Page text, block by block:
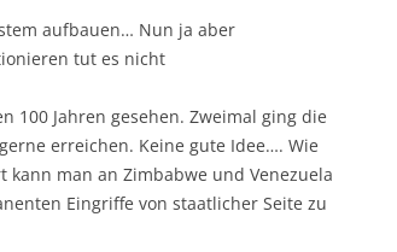
aufbauen… Nun ja aber
tut es nicht
100 Jahren gesehen. Zweimal ging die
erreichen. Keine gute Idee…. Wie
man an Zimbabwe und Venezuela
Eingriffe von staatlicher Seite zu